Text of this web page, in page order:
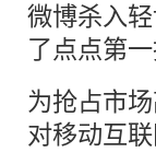
微博杀入
了点点第
为抢占市
对移动互